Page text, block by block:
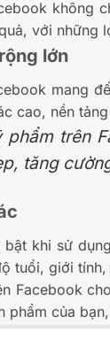
không
với những
lớn
mang
cao, nền
phẩm trên
tăng
khi sử
tuổi, giới
Facebook
phẩm của